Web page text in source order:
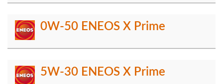
0W-50 ENEOS X Prime
5W-30 ENEOS X Prime